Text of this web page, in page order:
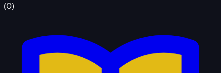
(0)